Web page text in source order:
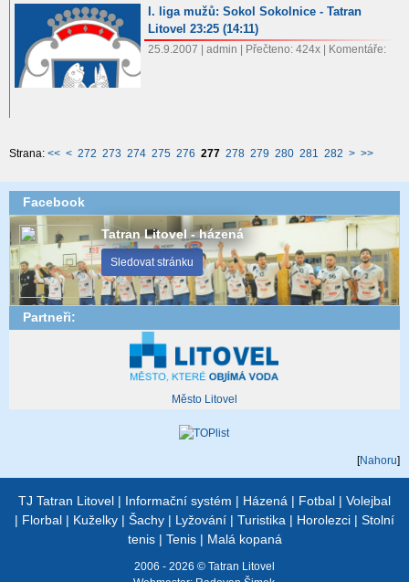
I. liga mužů: Sokol Sokolnice - Tatran
Litovel 23:25 (14:11)
25.9.2007 | admin | Přečteno: 424x | Komentáře:
Strana: << < 272 273 274 275 276 277 278 279 280 281 282 > >>
Facebook
Tatran Litovel - házená
Sledovat stránku
Partneři:
Město Litovel
[Nahoru]
TJ Tatran Litovel | Informační systém | Házená | Fotbal | Volejbal
| Florbal | Kuželky | Šachy | Lyžování | Turistika | Horolezci | Stolní
tenis| Tenis| Malá kopaná
2006 - 2026 © Tatran Litovel